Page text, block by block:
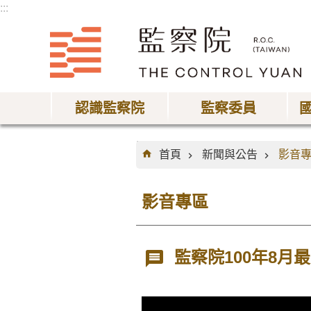
:::
認識監察院 監察委員
:::
首頁
新聞與公告 影音
影音專區
監察院100年8月